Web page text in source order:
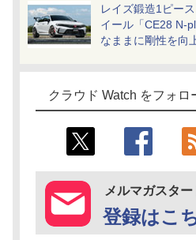
レイズ鍛造1ピー
イール「CE28 N-
なままに剛性を向
クラウド Watch をフォロ
メルマガスター
登録はこ